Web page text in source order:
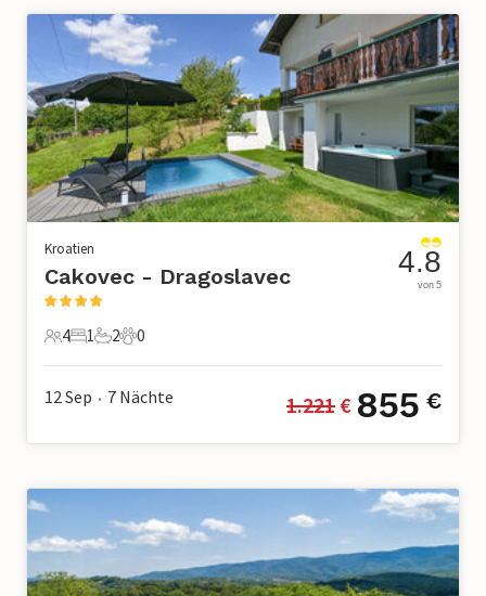
Kroatien
Cakovec - Dragoslavec
4 Gäste
4
1 Schlafzimmer
1
2 Badezimmer
2
0 Haustiere
0
4.8
von 5
12 Sep • 7 Nächte 1.221 € 855 €